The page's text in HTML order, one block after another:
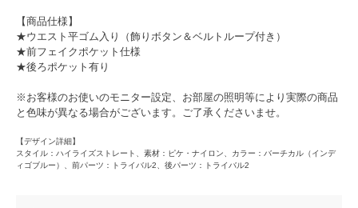
【商品仕様】
★ウエスト平ゴム入り（飾りボタン＆ベルトループ付き）
★前フェイクポケット仕様
★後ろポケット有り
※お客様のお使いのモニター設定、お部屋の照明等により実際の商品
と色味が異なる場合がございます。ご了承くださいませ。
【デザイン詳細】
スタイル：ハイライズストレート、素材：ピケ・ナイロン、カラー：バーチカル（インデ
ィゴブルー）、前パーツ：トライバル2、後パーツ：トライバル2